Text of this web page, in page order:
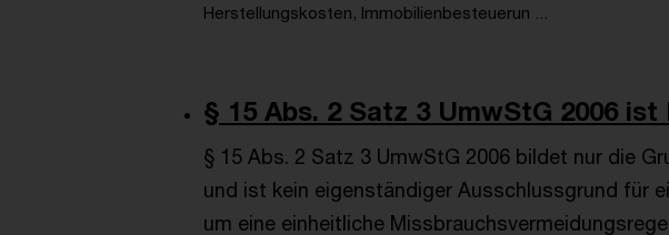
Herstellungskosten, Immobilienbesteuerun ...
§ 15 Abs. 2 Satz 3 UmwStG 2006
§ 15 Abs. 2 Satz 3 UmwStG 2006 bildet nur die
und ist kein eigenständiger Ausschlussgrund für
um eine einheitliche